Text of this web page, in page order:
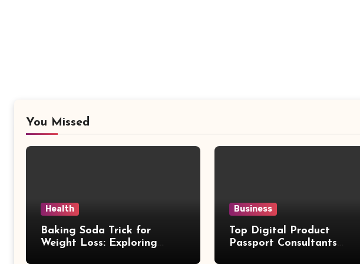
You Missed
Health
Baking Soda Trick for
Weight Loss: Exploring
Business
Top Digital Product
Passport Consultants